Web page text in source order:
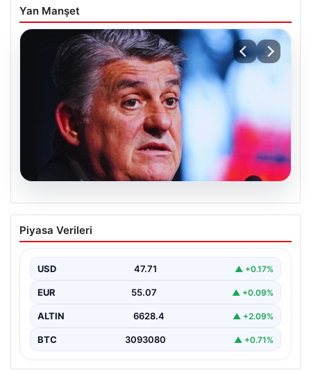
Yan Manşet
05.08.2026
Serdal Adalı’dan Mohamed Salah
iddialarına net tepki: Beşiktaş olarak
Beşiktaş Kulübü Başkanı Serdal Adalı, Mohamed
yer alan…
Piyasa Verileri
USD 47.71 ▲ +0.17%
EUR 55.07 ▲ +0.09%
ALTIN 6628.4 ▲ +2.09%
BTC 3093080 ▲ +0.71%